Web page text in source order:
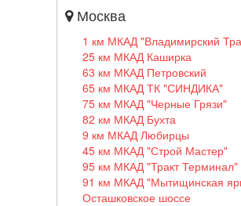
Москва
1 км МКАД "Владимирский
25 км МКАД Каширка
63 км МКАД Петровский
65 км МКАД ТК "СИНДИКА"
75 км МКАД "Черные Грязи"
82 км МКАД Бухта
9 км МКАД Любирцы
45 км МКАД "Строй Мастер"
95 км МКАД "Тракт Терминал"
91 км МКАД "Мытищинская
Осташковское шоссе